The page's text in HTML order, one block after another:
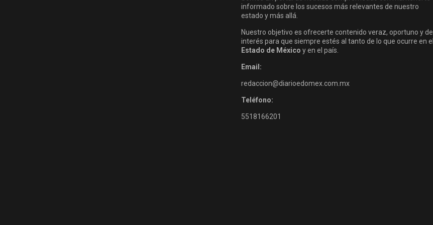
informado sobre los sucesos más relevantes de nuestro
estado y más allá.
Nuestro objetivo es ofrecerte contenido veraz, oportuno y de
interés para que siempre estés al tanto de lo que ocurre en el
Estado de México y en el país.
Email:
redaccion@diarioedomex.com.mx
Teléfono:
5518166201